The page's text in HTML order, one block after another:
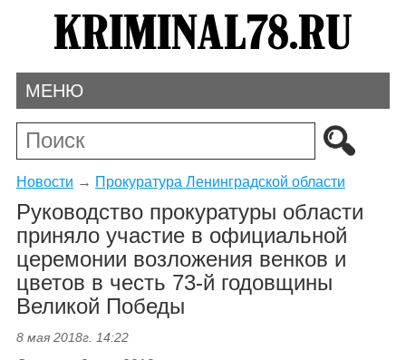
МЕНЮ
Новости → Прокуратура Ленинградской области
Руководство прокуратуры области
приняло участие в официальной
церемонии возложения венков и
цветов в честь 73-й годовщины
Великой Победы
8 мая 2018г. 14:22